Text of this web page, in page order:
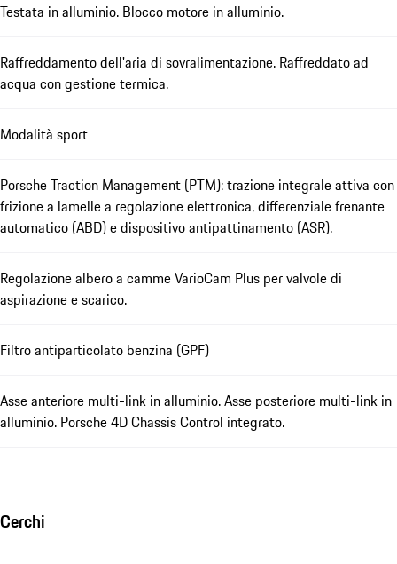
Testata in alluminio. Blocco motore in alluminio.
Raffreddamento dell'aria di sovralimentazione. Raffreddato ad
acqua con gestione termica.
Modalità sport
Porsche Traction Management (PTM): trazione integrale attiva con
frizione a lamelle a regolazione elettronica, differenziale frenante
automatico (ABD) e dispositivo antipattinamento (ASR).
Regolazione albero a camme VarioCam Plus per valvole di
aspirazione e scarico.
Filtro antiparticolato benzina (GPF)
Asse anteriore multi-link in alluminio. Asse posteriore multi-link in
alluminio. Porsche 4D Chassis Control integrato.
Cerchi